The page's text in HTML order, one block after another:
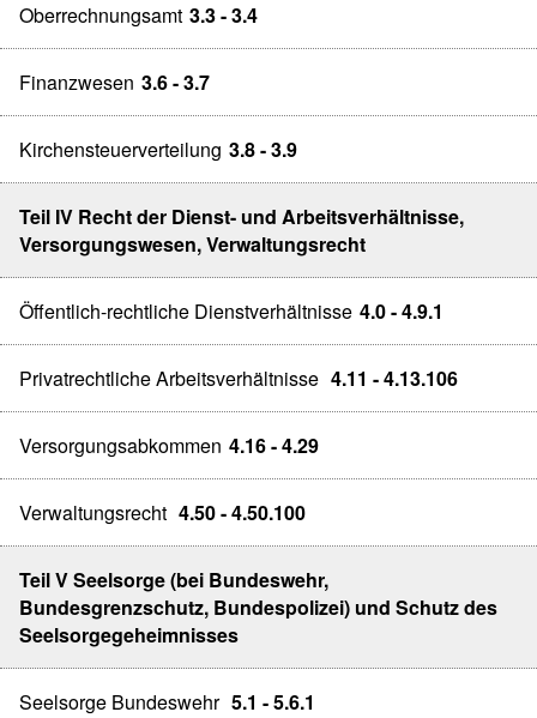
Oberrechnungsamt 3.3 - 3.4
Finanzwesen 3.6 - 3.7
Kirchensteuerverteilung 3.8 - 3.9
Teil IV Recht der Dienst- und Arbeitsverhältnisse,
Versorgungswesen, Verwaltungsrecht
Öffentlich-rechtliche Dienstverhältnisse 4.0 - 4.9.1
Privatrechtliche Arbeitsverhältnisse 4.11 - 4.13.106
Versorgungsabkommen 4.16 - 4.29
Verwaltungsrecht 4.50 - 4.50.100
Teil V Seelsorge (bei Bundeswehr,
Bundesgrenzschutz, Bundespolizei) und Schutz des
Seelsorgegeheimnisses
Seelsorge Bundeswehr 5.1 - 5.6.1